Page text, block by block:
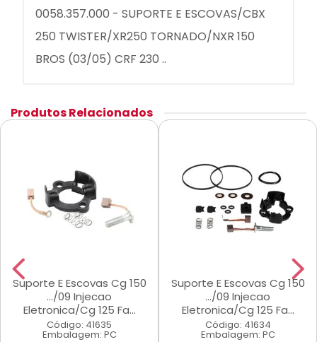
0058.357.000 - SUPORTE E ESCOVAS/CBX
250 TWISTER/XR250 TORNADO/NXR 150
BROS (03/05) CRF 230 ..
Produtos Relacionados
Suporte E Escovas Cg 150
.../09 Injecao
Eletronica/Cg 125 Fa...
Código: 41635
Embalagem: PC
Suporte E Escovas Cg 150
.../09 Injecao
Eletronica/Cg 125 Fa...
Código: 41634
Embalagem: PC